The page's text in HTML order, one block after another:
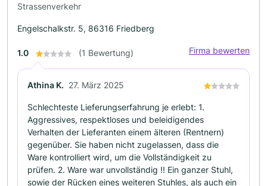
Strassenverkehr
Engelschalkstr. 5, 86316 Friedberg
1.0 (1 Bewertung) Firma bewerten
Athina K. 27. März 2025
Schlechteste Lieferungserfahrung je erlebt: 1.
Aggressives, respektloses und beleidigendes
Verhalten der Lieferanten einem älteren (Rentnern)
gegenüber. Sie haben nicht zugelassen, dass die
Ware kontrolliert wird, um die Vollständigkeit zu
prüfen. 2. Ware war unvollständig !! Ein ganzer Stuhl,
sowie der Rücken eines weiteren Stuhles, als auch ein